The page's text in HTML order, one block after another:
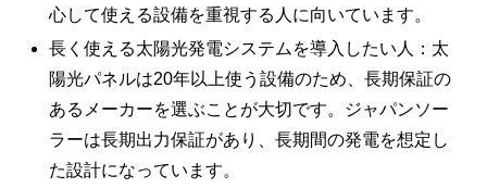
心して使える設備を重視する人に向いています。
長く使える太陽光発電システムを導入したい人：太
陽光パネルは20年以上使う設備のため、長期保証の
あるメーカーを選ぶことが大切です。ジャパンソー
ラーは長期出力保証があり、長期間の発電を想定し
た設計になっています。